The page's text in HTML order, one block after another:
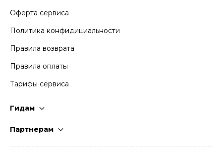
Оферта сервиса
Политика конфидициальности
Правила возврата
Правила оплаты
Тарифы сервиса
Гидам
Партнерам